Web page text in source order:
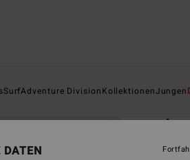
SurfAdventure DivisionKollektionenJungen